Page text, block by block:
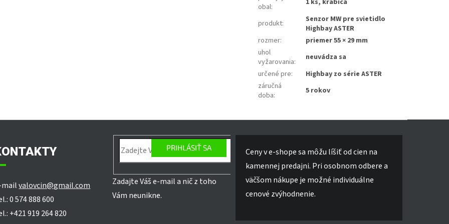
obal:
produkt:
Senzor MW pre svietidlo
Highbay ASTER
rozmer:
priemer 55 × 29 mm
uhol
vyžarovania:
neuvádza sa
určené pre:
Highbay zo série ASTER
záručná
doba: 5 rokov
mailvalovcin@gmail.com
0 574 888 600
+421 919 264 820
PRIHLÁSIŤ SA
Zadajte Váš e-mail a nič z toho
Vám neunikne.
Ceny v e-shope sa môžu líšiť od cien na
kamennej predajni. Pri osobnom odbere a
väčšom nákupe je možné individuálne
cenové zvýhodnenie.